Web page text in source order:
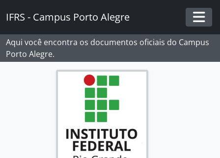
IFRS - Campus Porto Alegre
Aqui você encontra os documentos oficiais do Campus
Porto Alegre.